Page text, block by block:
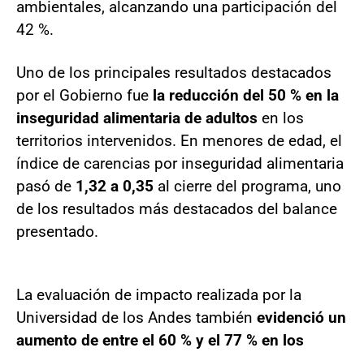
ambientales, alcanzando una participación del
42 %.
Uno de los principales resultados destacados
por el Gobierno fue la reducción del 50 % en la
inseguridad alimentaria de adultos en los
territorios intervenidos. En menores de edad, el
índice de carencias por inseguridad alimentaria
pasó de 1,32 a 0,35 al cierre del programa, uno
de los resultados más destacados del balance
presentado.
La evaluación de impacto realizada por la
Universidad de los Andes también evidenció un
aumento de entre el 60 % y el 77 % en los